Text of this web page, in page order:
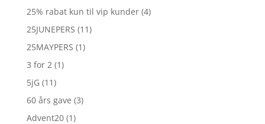
25% rabat kun til vip kunder (4)
25JUNEPERS (11)
25MAYPERS (1)
3 for 2 (1)
5jG (11)
60 års gave (3)
Advent20 (1)